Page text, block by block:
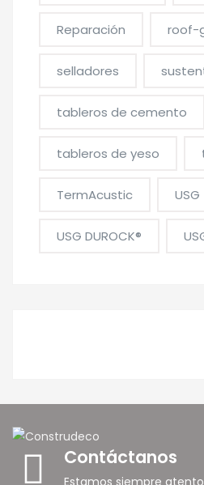
Reparación roof-
selladores
tableros de cemento
tableros de yeso
TermAcustic USG
USG DUROCK®
Contáctanos
Estamos siempre